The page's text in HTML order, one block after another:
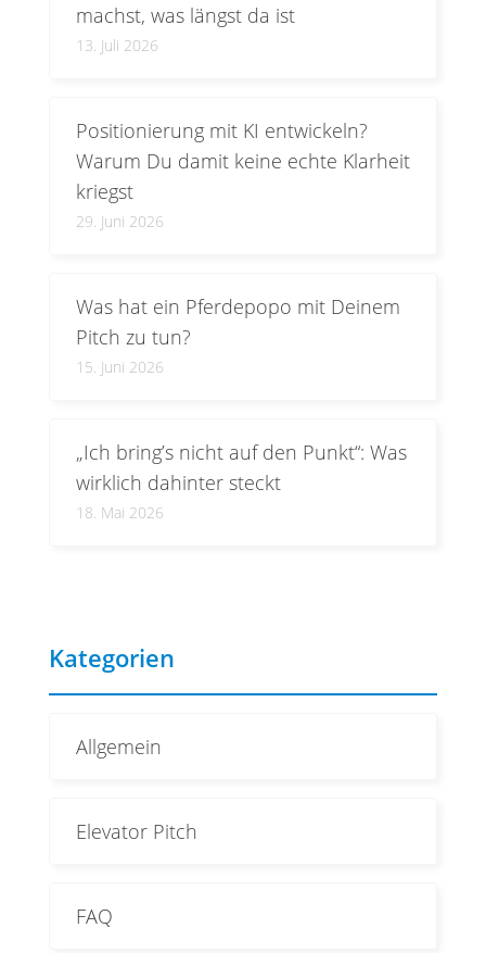
machst, was längst da ist
13. Juli 2026
Positionierung mit KI entwickeln?
Warum Du damit keine echte Klarheit
kriegst
29. Juni 2026
Was hat ein Pferdepopo mit Deinem
Pitch zu tun?
15. Juni 2026
„Ich bring’s nicht auf den Punkt“: Was
wirklich dahinter steckt
18. Mai 2026
Kategorien
Allgemein
Elevator Pitch
FAQ